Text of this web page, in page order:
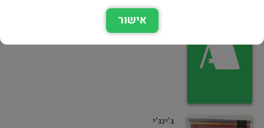
רצח בצמרת המשטרה
אימה ומתח
ג’ינג’י
אישור